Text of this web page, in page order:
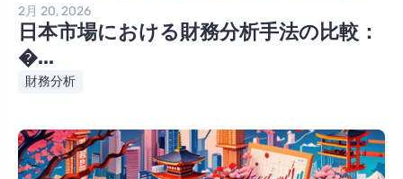
2月 20, 2026
日本市場における財務分析手法の比較：
�...
財務分析